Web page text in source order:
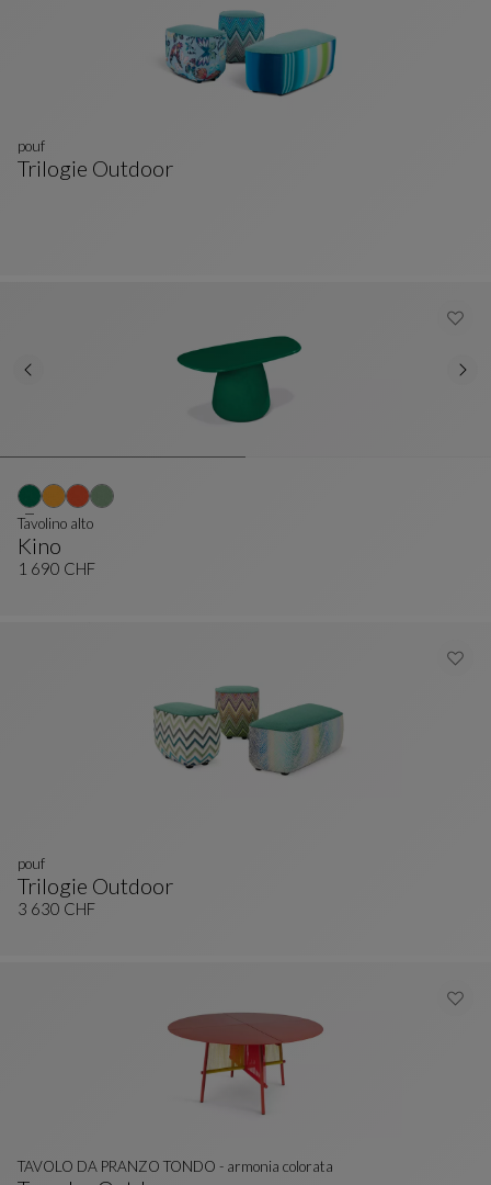
Trilogie Outdoor
pouf
Kino
Tavolino Alto
Vedi La Descrizione Completa
Tavolino alto
1 690 CHF
Trilogie Outdoor
Pouf
Vedi La Descrizione Completa
pouf
3 630 CHF
TAVOLO DA PRANZO TONDO - armonia colorata